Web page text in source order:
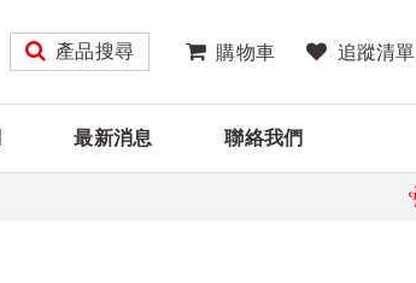
產品搜尋 購物車 追蹤清單
最新消息 聯絡我們